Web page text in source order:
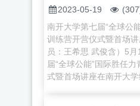
2023-05-19
南开大学第七届“全球公
训练营开营仪式暨首场
员：王希思 武俊含）5
届“全球公能”国际胜任
式暨首场讲座在南开大学